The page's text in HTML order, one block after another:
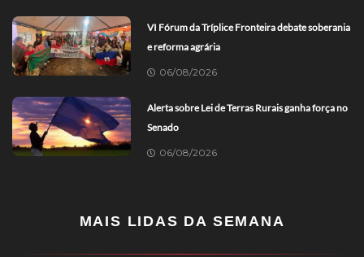
VI Fórum da Tríplice Fronteira debate soberania
e reforma agrária
06/08/2026
Alerta sobre Lei de Terras Rurais ganha força no
Senado
06/08/2026
MAIS LIDAS DA SEMANA